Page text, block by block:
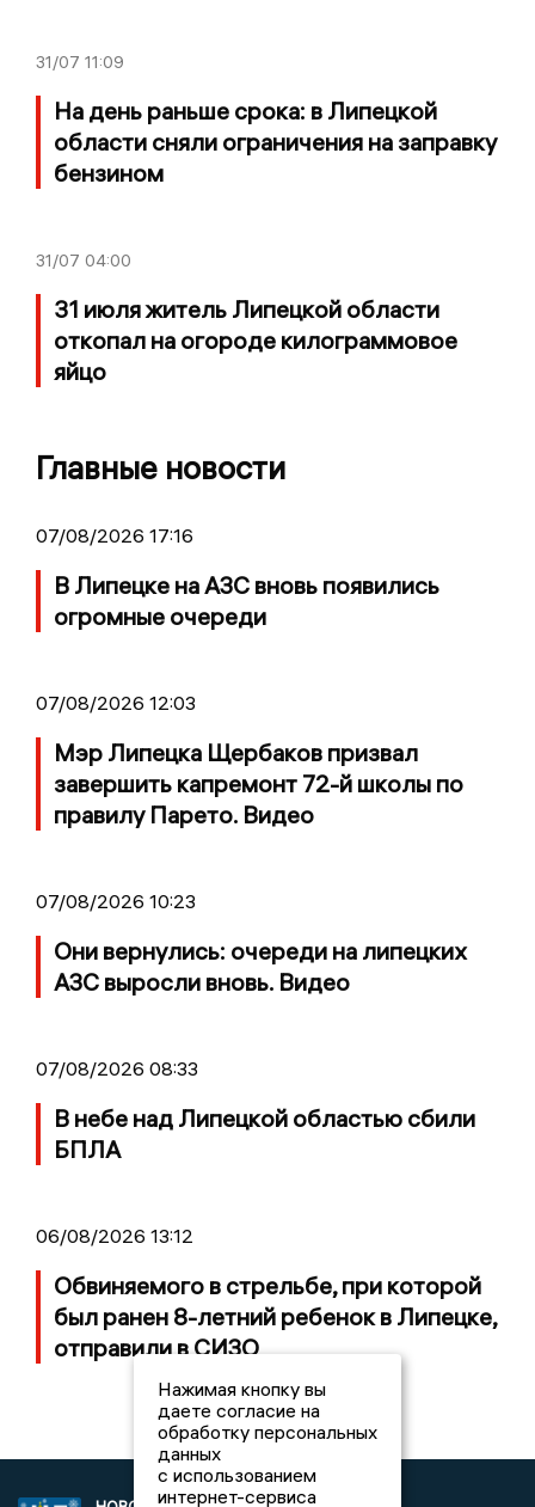
31/07 11:09
На день раньше срока: в Липецкой
области сняли ограничения на заправку
бензином
31/07 04:00
31 июля житель Липецкой области
откопал на огороде килограммовое
яйцо
Главные новости
07/08/2026 17:16
В Липецке на АЗС вновь появились
огромные очереди
07/08/2026 12:03
Мэр Липецка Щербаков призвал
завершить капремонт 72-й школы по
правилу Парето. Видео
07/08/2026 10:23
Они вернулись: очереди на липецких
АЗС выросли вновь. Видео
07/08/2026 08:33
В небе над Липецкой областью сбили
БПЛА
06/08/2026 13:12
Обвиняемого в стрельбе, при которой
был ранен 8-летний ребенок в Липецке,
отправили в СИЗО
Нажимая кнопку вы
даете согласие на
обработку персональных
данных
с использованием
интернет-сервиса